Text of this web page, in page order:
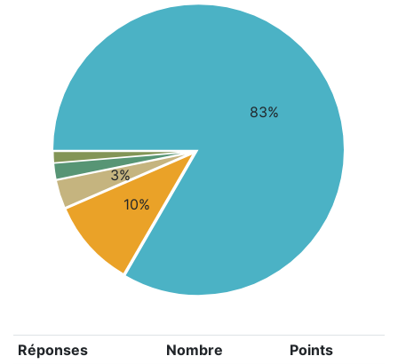
83%
10%
3%
Réponses Nombre
Points